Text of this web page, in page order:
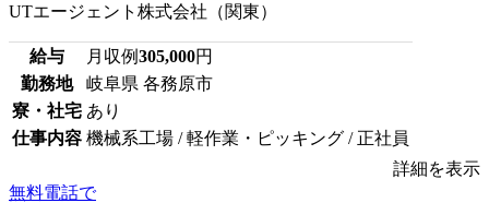
UTエージェント株式会社（関東）
給与 月収例305,000円
勤務地
岐阜県 各務原市
寮・社宅 あり
仕事内容 機械系工場 / 軽作業・ピッキング / 正社員
詳細を表示
無料電話で